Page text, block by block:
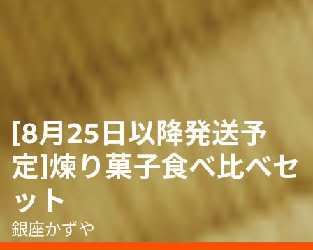
[8月25日以降発送予
定]煉り菓子食べ比べセ
ット
銀座かずや